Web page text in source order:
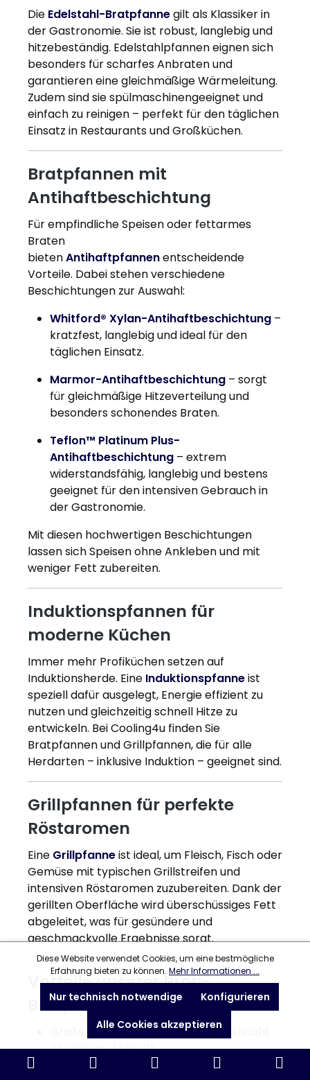
Die Edelstahl-Bratpfannegilt als Klassiker in
der Gastronomie. Sie ist robust, langlebig und
hitzebeständig. Edelstahlpfannen eignen sich
besonders für scharfes Anbraten und
garantieren eine gleichmäßige Wärmeleitung.
Zudem sind sie spülmaschinengeeignet und
einfach zu reinigen – perfekt für den täglichen
Einsatz in Restaurants und Großküchen.
Bratpfannen mit
Antihaftbeschichtung
Für empfindliche Speisen oder fettarmes
Braten
bietenAntihaftpfannenentscheidende
Vorteile. Dabei stehen verschiedene
Beschichtungen zur Auswahl:
Whitford® Xylan-Antihaftbeschichtung –
kratzfest, langlebig und ideal für den
täglichen Einsatz.
Marmor-Antihaftbeschichtung – sorgt
für gleichmäßige Hitzeverteilung und
besonders schonendes Braten.
Teflon™ Platinum Plus-
Antihaftbeschichtung – extrem
widerstandsfähig, langlebig und bestens
geeignet für den intensiven Gebrauch in
der Gastronomie.
Mit diesen hochwertigen Beschichtungen
lassen sich Speisen ohne Ankleben und mit
weniger Fett zubereiten.
Induktionspfannen für
moderne Küchen
Immer mehr Profiküchen setzen auf
Induktionsherde. Eine Induktionspfanneist
speziell dafür ausgelegt, Energie effizient zu
nutzen und gleichzeitig schnell Hitze zu
entwickeln. Bei Cooling4u finden Sie
Bratpfannen und Grillpfannen, die für alle
Herdarten – inklusive Induktion – geeignet sind.
Grillpfannen für perfekte
Röstaromen
Eine Grillpfanneist ideal, um Fleisch, Fisch oder
Gemüse mit typischen Grillstreifen und
intensiven Röstaromen zuzubereiten. Dank der
gerillten Oberfläche wird überschüssiges Fett
abgeleitet, was für gesündere und
geschmackvolle Ergebnisse sorgt.
Vorteile unserer Profi-
Bratpfannen
Große Auswahl an Materialien: Edelstahl,
Aluminium, Antihaft
Diese Website verwendet Cookies, um eine bestmögliche
Erfahrung bieten zu können. Mehr Informationen ...
Nur technisch notwendige
Konfigurieren
Alle Cookies akzeptieren